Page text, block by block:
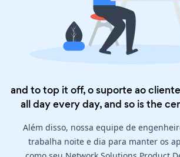
and to top it off, o suporte ao
all day every day, and so is the
Além disso, nossa equipe de
trabalha noite e dia para manter os